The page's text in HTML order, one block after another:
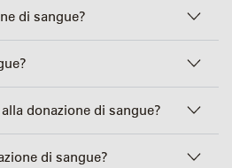
di sangue?
donazione di sangue?
di sangue?